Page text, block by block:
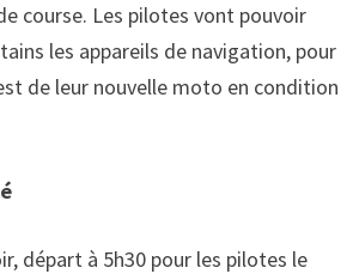
course. Les pilotes vont pouvoir
les appareils de navigation, pour
de leur nouvelle moto en condition
départ à 5h30 pour les pilotes le